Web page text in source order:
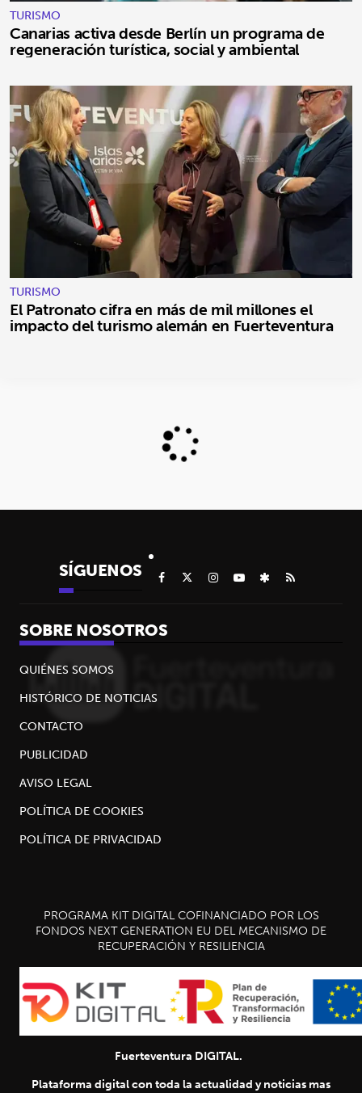
TURISMO
Canarias activa desde Berlín un programa de
regeneración turística, social y ambiental
TURISMO
El Patronato cifra en más de mil millones el
impacto del turismo alemán en Fuerteventura
SÍGUENOS
SOBRE NOSOTROS
QUIÉNES SOMOS
HISTÓRICO DE NOTICIAS
CONTACTO
PUBLICIDAD
AVISO LEGAL
POLÍTICA DE COOKIES
POLÍTICA DE PRIVACIDAD
PROGRAMA KIT DIGITAL COFINANCIADO POR LOS
FONDOS NEXT GENERATION EU DEL MECANISMO DE
RECUPERACIÓN Y RESILIENCIA
Fuerteventura DIGITAL.
Plataforma digital con toda la actualidad y noticias mas